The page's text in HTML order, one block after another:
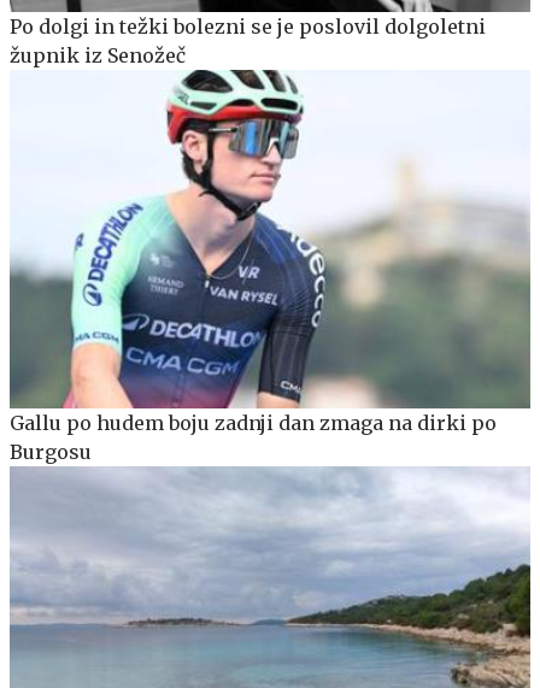
Po dolgi in težki bolezni se je poslovil dolgoletni
župnik iz Senožeč
Gallu po hudem boju zadnji dan zmaga na dirki po
Burgosu